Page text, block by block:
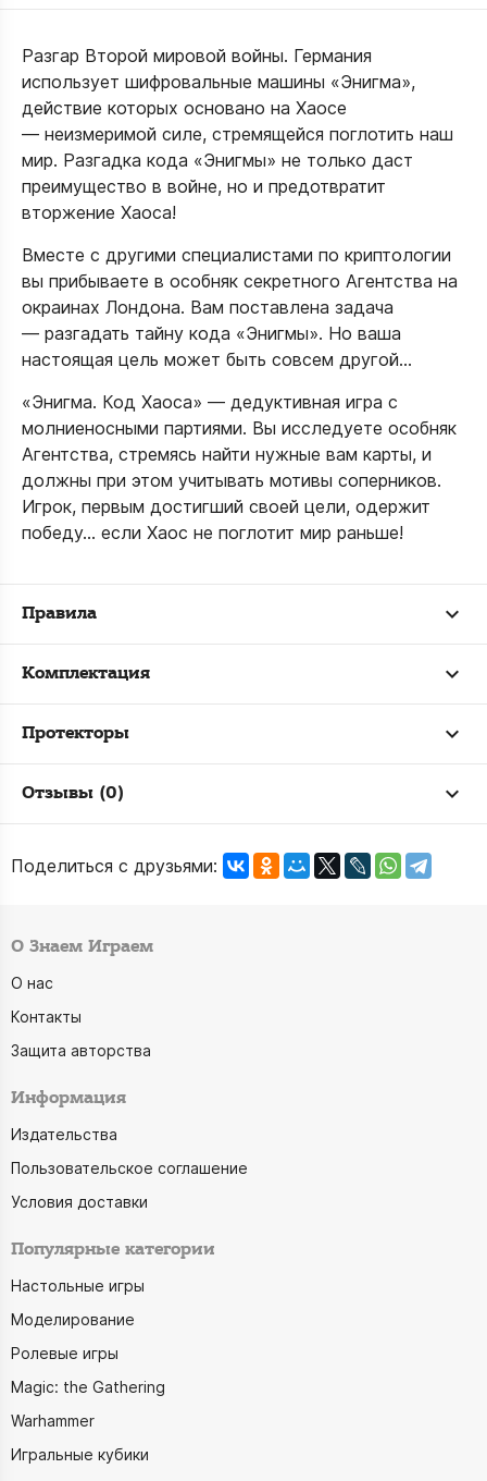
Разгар Второй мировой войны. Германия
использует шифровальные машины «Энигма»,
действие которых основано на Хаосе
— неизмеримой силе, стремящейся поглотить наш
мир. Разгадка кода «Энигмы» не только даст
преимущество в войне, но и предотвратит
вторжение Хаоса!
Вместе с другими специалистами по криптологии
вы прибываете в особняк секретного Агентства на
окраинах Лондона. Вам поставлена задача
— разгадать тайну кода «Энигмы». Но ваша
настоящая цель может быть совсем другой...
«Энигма. Код Хаоса» — дедуктивная игра с
молниеносными партиями. Вы исследуете особняк
Агентства, стремясь найти нужные вам карты, и
должны при этом учитывать мотивы соперников.
Игрок, первым достигший своей цели, одержит
победу... если Хаос не поглотит мир раньше!
Правила
Комплектация
Протекторы
Отзывы (0)
Поделиться с друзьями:
О Знаем Играем
О нас
Контакты
Защита авторства
Информация
Издательства
Пользовательское соглашение
Условия доставки
Популярные категории
Настольные игры
Моделирование
Ролевые игры
Magic: the Gathering
Warhammer
Игральные кубики